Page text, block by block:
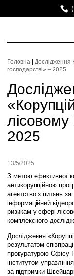
Головна
Дослідження
господарстві» – 2025
лісовому
2025
13/5/2025
З метою ефективної
антикорупційною
агентство з питань
інформаційний
ризикам у сфері
комплексного
Дослідження
результатом
прокуратурою Офісу
інститутом
за підтримки